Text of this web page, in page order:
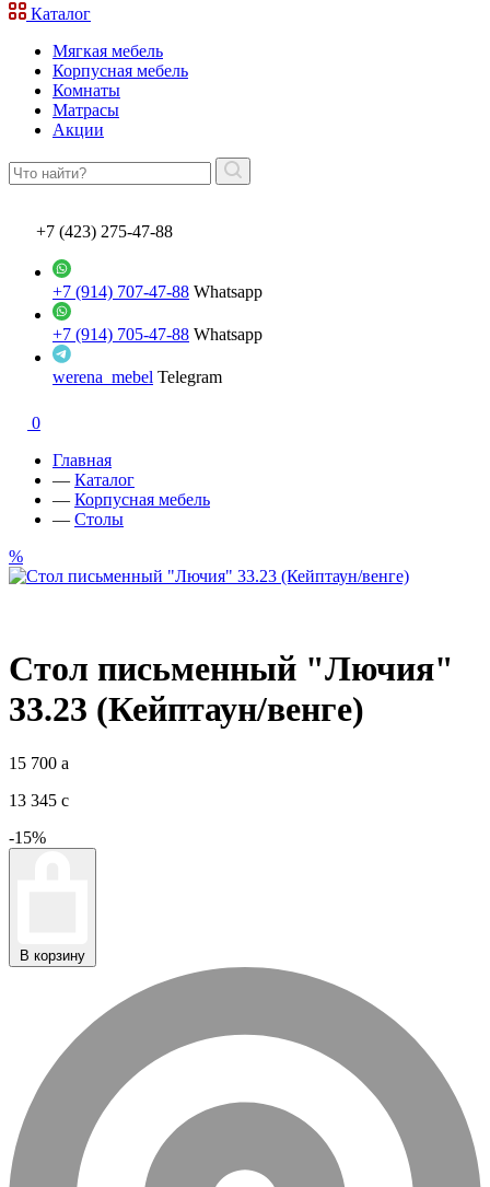
Каталог
Мягкая мебель
Корпусная мебель
Комнаты
Матрасы
Акции
+7 (423) 275-47-88
+7 (914) 707-47-88 Whatsapp
+7 (914) 705-47-88 Whatsapp
werena_mebel Telegram
0
Главная
— Каталог
— Корпусная мебель
— Столы
%
Стол письменный "Лючия"
33.23 (Кейптаун/венге)
15 700 a
13 345 c
-15%
В корзину